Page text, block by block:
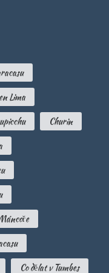
Lima
Churin
Co dělat v Tumbes